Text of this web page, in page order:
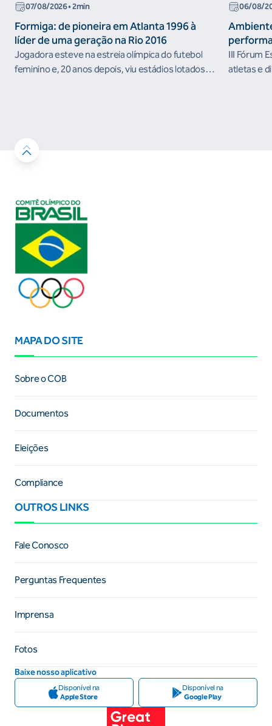
07/08/2026• 2min
Formiga: de pioneira em Atlanta 1996 à
líder de uma geração na Rio 2016
Jogadora esteve na estreia olímpica do futebol
feminino e, 20 anos depois, viu estádios lotados
06/08/
III Fórum
atletas e
MAPA DO SITE
Sobre o COB
Documentos
Eleições
Compliance
OUTROS LINKS
Fale Conosco
Perguntas Frequentes
Imprensa
Fotos
Baixe nosso aplicativo
Disponível na
Apple Store
Disponível na
Google Play